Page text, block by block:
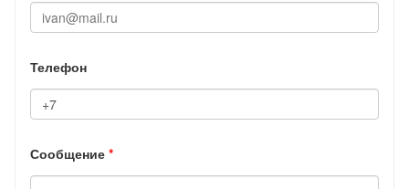
Телефон
Сообщение *